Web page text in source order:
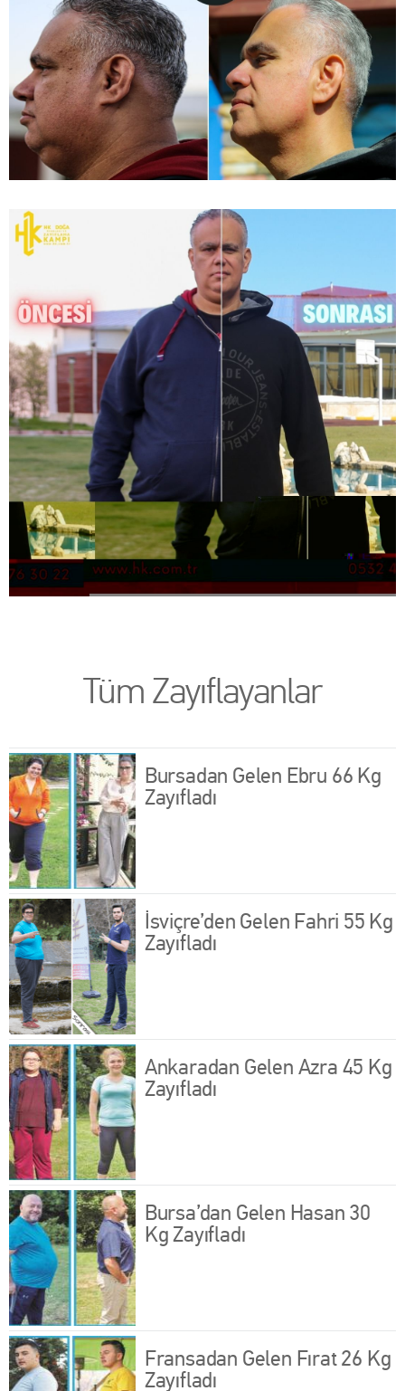
Tüm Zayıflayanlar
Bursadan Gelen Ebru 66 Kg
Zayıfladı
İsviçre’den Gelen Fahri 55 Kg
Zayıfladı
Ankaradan Gelen Azra 45 Kg
Zayıfladı
Bursa’dan Gelen Hasan 30
Kg Zayıfladı
Fransadan Gelen Fırat 26 Kg
Zayıfladı